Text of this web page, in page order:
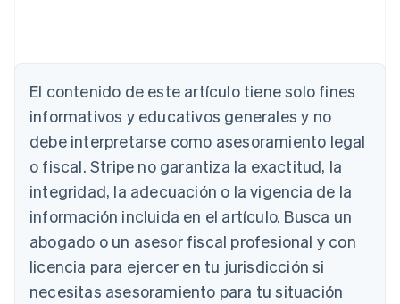
El contenido de este artículo tiene solo fines
informativos y educativos generales y no
debe interpretarse como asesoramiento legal
o fiscal. Stripe no garantiza la exactitud, la
integridad, la adecuación o la vigencia de la
información incluida en el artículo. Busca un
abogado o un asesor fiscal profesional y con
licencia para ejercer en tu jurisdicción si
necesitas asesoramiento para tu situación
Alemania
DeutschEnglish
Australia
Austria
DeutschEnglish
Bélgica
Nederlands FrançaisDeutsch English
Brasil
Português English
Bulgaria
English